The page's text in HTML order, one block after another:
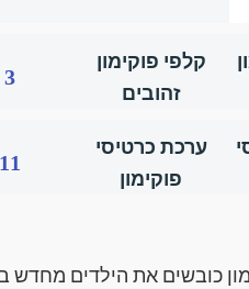
קלפי פוקימון
זהובים
3 $
ערכת כרטיסי
פוקימון
11 $
כובשים את הילדים מחדש